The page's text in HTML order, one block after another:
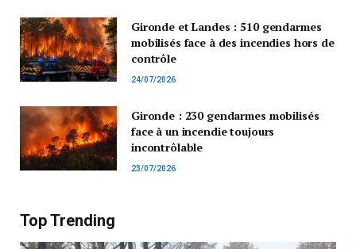
Gironde et Landes : 510 gendarmes
mobilisés face à des incendies hors de
contrôle
24/07/2026
Gironde : 230 gendarmes mobilisés
face à un incendie toujours
incontrôlable
23/07/2026
Top Trending